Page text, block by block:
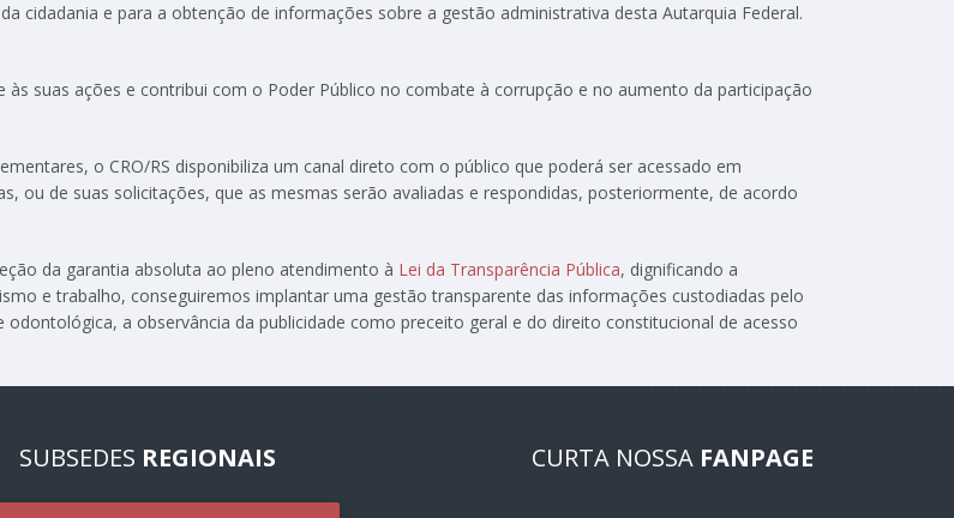
cidadania e para a obtenção de informações sobre a gestão administrativa desta Autarquia Federal.
às suas ações e contribui com o Poder Público no combate à corrupção e no aumento da participação
o CRO/RS disponibiliza um canal direto com o público que poderá ser acessado em
ou de suas solicitações, que as mesmas serão avaliadas e respondidas, posteriormente, de acordo
da garantia absoluta ao pleno atendimento à Lei da Transparência Pública, dignificando a
e trabalho, conseguiremos implantar uma gestão transparente das informações custodiadas pelo
odontológica, a observância da publicidade como preceito geral e do direito constitucional de acesso
SUBSEDES REGIONAIS CURTA NOSSA FANPAGE